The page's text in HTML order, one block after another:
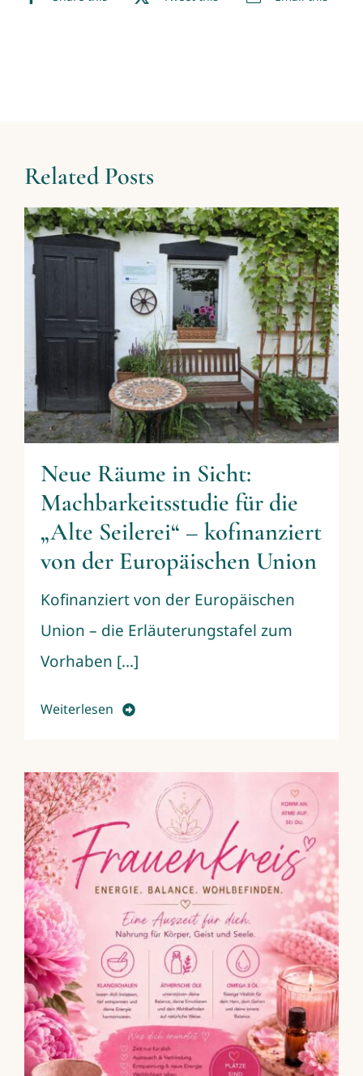
Related Posts
Neue Räume in Sicht:
Machbarkeitsstudie für die
„Alte Seilerei“ – kofinanziert
von der Europäischen Union
Kofinanziert von der Europäischen
Union – die Erläuterungstafel zum
Vorhaben [...]
Weiterlesen